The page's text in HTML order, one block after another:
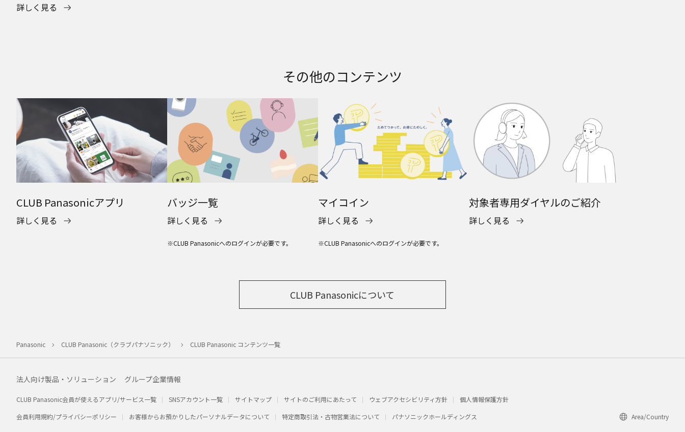
詳しく見る
その他のコンテンツ
CLUB Panasonicアプリ
詳しく見る
バッジ一覧
詳しく見る
※CLUB Panasonicへのログインが必要です。
マイコイン
詳しく見る
※CLUB Panasonicへのログインが必要です。
対象者専用ダイヤルのご紹介
詳しく見る
CLUB Panasonicについて
Panasonic CLUB Panasonic（クラブパナソニック） CLUB Panasonic コンテンツ一覧
法人向け製品・ソリューション グループ企業情報
CLUB Panasonic会員が使えるアプリ/サービス一覧 SNSアカウント一覧 サイトマップ サイトのご利用にあたって ウェブアクセシビリティ方針
個人情報保護方針
会員利用規約/プライバシーポリシー
お客様からお預かりしたパーソナルデータについて 特定商取引法・古物営業法について パナソニックホールディングス Area/Country